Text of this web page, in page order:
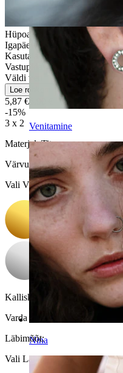
Venitamine
Nina
Hüpoallergeenne
Igapäeva kasutus
Kasutajasõbralik
Vastupidav
Väldi vett
Loe rohkem
5,87 €
-15%
3 x 2
Materjal:Titaan
Värvus :
Vali Värvus
Kalliskivi värvus:
Valge pärl
Varda paksus:
Läbimõõt:
Vali Läbimõõt